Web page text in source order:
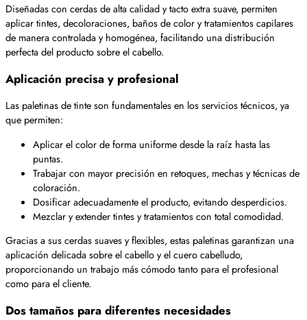
Diseñadas con cerdas de alta calidad y tacto extra suave, permiten
aplicar tintes, decoloraciones, baños de color y tratamientos capilares
de manera controlada y homogénea, facilitando una distribución
perfecta del producto sobre el cabello.
Aplicación precisa y profesional
Las paletinas de tinte son fundamentales en los servicios técnicos, ya
que permiten:
Aplicar el color de forma uniforme desde la raíz hasta las
puntas.
Trabajar con mayor precisión en retoques, mechas y técnicas de
coloración.
Dosificar adecuadamente el producto, evitando desperdicios.
Mezclar y extender tintes y tratamientos con total comodidad.
Gracias a sus cerdas suaves y flexibles, estas paletinas garantizan una
aplicación delicada sobre el cabello y el cuero cabelludo,
proporcionando un trabajo más cómodo tanto para el profesional
como para el cliente.
Dos tamaños para diferentes necesidades